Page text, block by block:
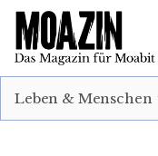
Leben & Menschen
EINLOGGEN